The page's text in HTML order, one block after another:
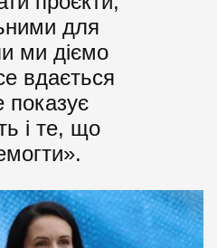
для
ми діємо
вдається
і те, що